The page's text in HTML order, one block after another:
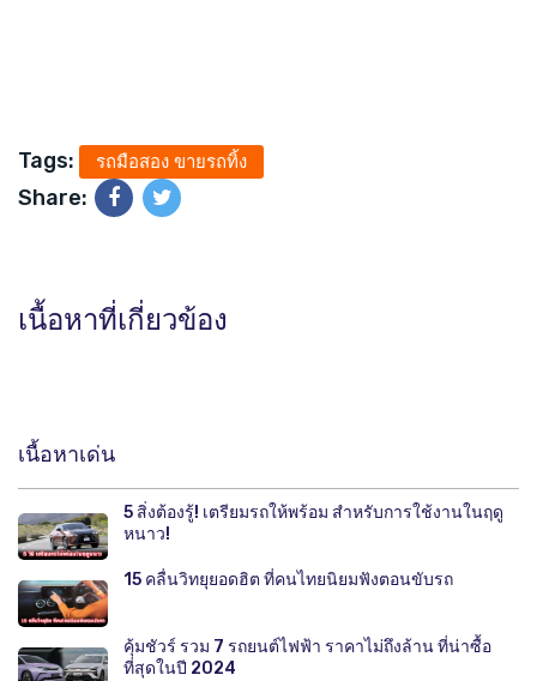
Tags: รถมือสอง ขายรถทิ้ง
Share:
เนื้อหาที่เกี่ยวข้อง
เนื้อหาเด่น
5 สิ่งต้องรู้! เตรียมรถให้พร้อม สำหรับการใช้งานในฤดู
หนาว!
15 คลื่นวิทยุยอดฮิต ที่คนไทยนิยมฟังตอนขับรถ
คุ้มชัวร์ รวม 7 รถยนต์ไฟฟ้า ราคาไม่ถึงล้าน ที่น่าซื้อ
ที่สุดในปี 2024